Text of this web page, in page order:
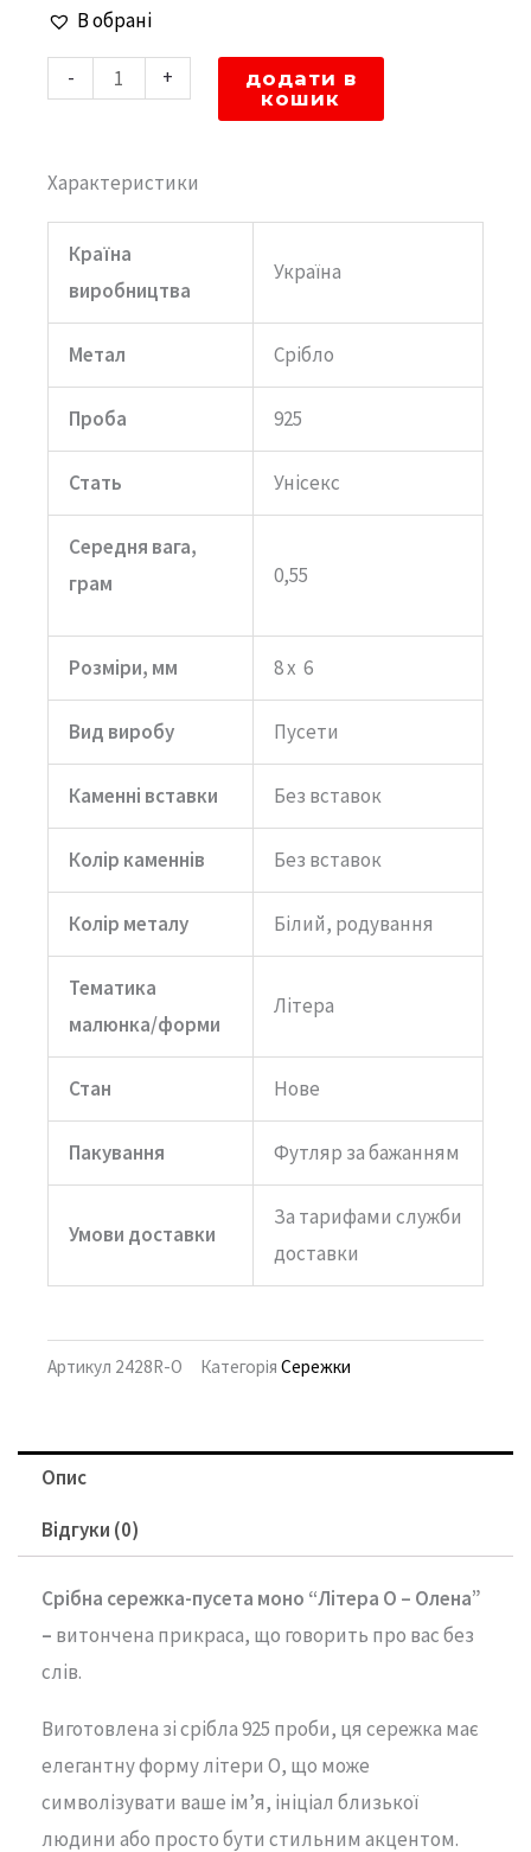
488 ₴.399 ₴.
В обрані
-
Срібна
сережка-
пусета
+
додати в
кошик
Характеристики
Країна
виробництва
Україна
Метал Срібло
Проба 925
Стать Унісекс
Середня вага,
грам
0,55
Розміри, мм 8 х 6
Вид виробу Пусети
Каменні вставки Без вставок
Колір каменнів Без вставок
Колір металу Білий, родування
Тематика
малюнка/форми
Літера
Стан Нове
Пакування Футляр за бажанням
Умови доставки
За тарифами служби
доставки
Артикул 2428R-O Категорія Сережки
Опис
Відгуки (0)
Срібна сережка-пусета моно “Літера O – Олена”
– витончена прикраса, що говорить про васбез
слів.
Виготовлена зісрібла925 проби, ця сережка має
елегантнуформулітери O, що може
символізувати ваше ім’я, ініціал близької
людини або простобути стильним акцентом.